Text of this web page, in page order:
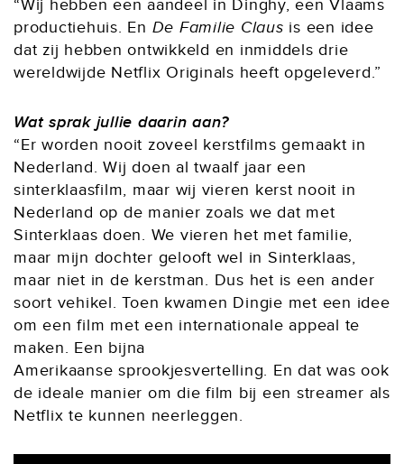
“Wij hebben een aandeel in Dinghy, een Vlaams
productiehuis. En De Familie Claus is een idee
dat zij hebben ontwikkeld en inmiddels drie
wereldwijde Netflix Originals heeft opgeleverd.”
Wat sprak jullie daarin aan?
“Er worden nooit zoveel kerstfilms gemaakt in
Nederland. Wij doen al twaalf jaar een
sinterklaasfilm, maar wij vieren kerst nooit in
Nederland op de manier zoals we dat met
Sinterklaas doen. We vieren het met familie,
maar mijn dochter gelooft wel in Sinterklaas,
maar niet in de kerstman. Dus het is een ander
soort vehikel. Toen kwamen Dingie met een idee
om een film met een internationale appeal te
maken. Een bijna
Amerikaanse sprookjesvertelling. En dat was ook
de ideale manier om die film bij een streamer als
Netflix te kunnen neerleggen.